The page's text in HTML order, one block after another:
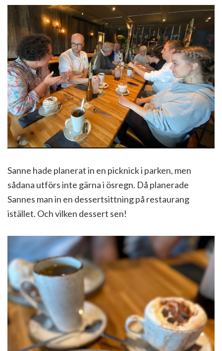
Sanne hade planerat in en picknick i parken, men
sådana utförs inte gärna i ösregn. Då planerade
Sannes man in en dessertsittning på restaurang
istället. Och vilken dessert sen!